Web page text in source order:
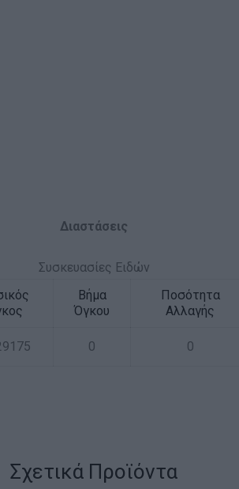
Διαστάσεις
Συσκευασίες Ειδών
Βήμα
Όγκου
Ποσότητα
Αλλαγής
0 0
Σχετικά Προϊόντα